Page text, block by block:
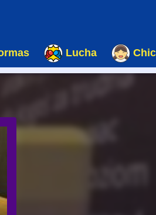
Lucha